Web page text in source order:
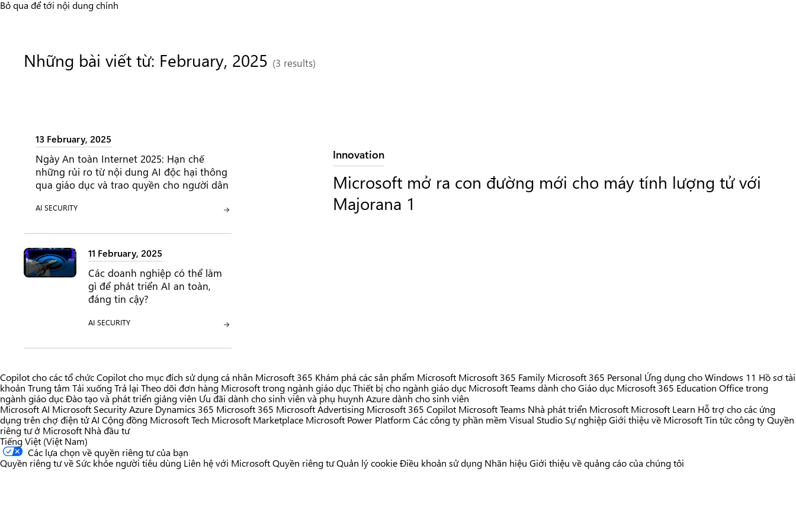
Bỏ qua để tới nội dung chính
Những bài viết từ: February, 2025 (3 results)
Hạng mục:
Innovation
Microsoft mở ra con đường mới cho máy tính lượng tử với
Majorana 1
13 February, 2025
Ngày An toàn Internet 2025: Hạn chế
những rủi ro từ nội dung AI độc hại thông
qua giáo dục và trao quyền cho người dân
HẠNG MỤC:
AI HẠNG MỤC:
SECURITY
11 February, 2025
Các doanh nghiệp có thể làm
gì để phát triển AI an toàn,
đáng tin cậy?
HẠNG MỤC:
AI HẠNG MỤC:
SECURITY
Copilot cho các tổ chứcCopilot cho mục đích sử dụng cá nhân Microsoft 365 Khám phá các sản phẩm Microsoft Microsoft 365 Family Microsoft 365 Personal Ứng dụng cho Windows 11 Hồ sơ tài
khoản Trung tâm Tải xuốngTrả lại Theo dõi đơn hàng Microsoft trong ngành giáo dụcThiết bị cho ngành giáo dục Microsoft Teams dành cho Giáo dục Microsoft 365 Education Office trong
ngành giáo dụcĐào tạo và phát triển giảng viên Ưu đãi dành cho sinh viên và phụ huynh Azure dành cho sinh viên
Microsoft AI Microsoft SecurityAzureDynamics 365 Microsoft 365 Microsoft Advertising Microsoft 365 Copilot Microsoft Teams Nhà phát triển Microsoft Microsoft Learn Hỗ trợ cho các ứng
dụng trên chợ điện tử AI Cộng đồng Microsoft Tech Microsoft Marketplace Microsoft Power Platform Các công ty phần mềm Visual Studio Sự nghiệpGiới thiệu về MicrosoftTin tức công tyQuyền
riêng tư ở Microsoft Nhà đầu tư
Tiếng Việt (Việt Nam)
Các lựa chọn về quyền riêng tư của bạn
Quyền riêng tư về Sức khỏe người tiêu dùng Liên hệ với MicrosoftQuyền riêng tưQuản lý cookieĐiều khoản sử dụng Nhãn hiệu Giới thiệu về quảng cáo của chúng tôi